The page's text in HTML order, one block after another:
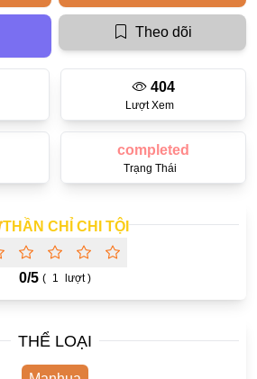
THẦN CHỈ CHI TỘI
0/5 ( 1 lượt )
Lượt Xem
404
Trạng Thái
completed
THỂ LOẠI
Theo dõi